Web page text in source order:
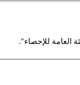
العامة للإحصاء".